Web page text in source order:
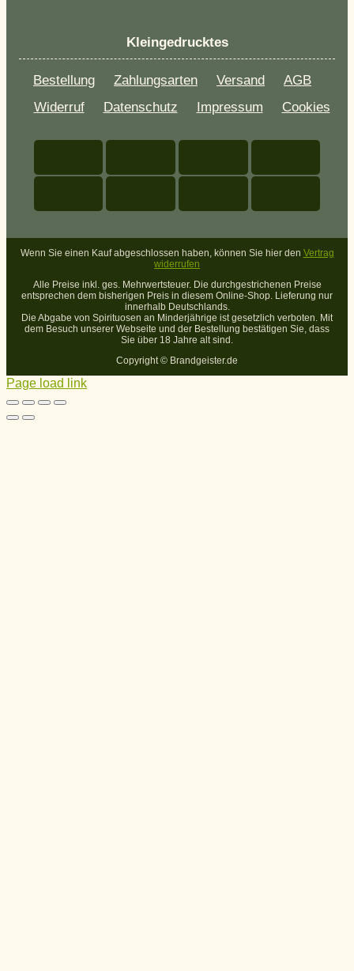
Kleingedrucktes
Bestellung Zahlungsarten Versand
AGB
Widerruf
Datenschutz Impressum Cookies
Wenn Sie einen Kauf abgeschlossen haben, können Sie hier den Vertrag
widerrufen
Alle Preise inkl. ges. Mehrwertsteuer. Die durchgestrichenen Preise
entsprechen dem bisherigen Preis in diesem Online-Shop. Lieferung nur
innerhalb Deutschlands.
Die Abgabe von Spirituosen an Minderjährige ist gesetzlich verboten. Mit
dem Besuch unserer Webseite und der Bestellung bestätigen Sie, dass
Sie über 18 Jahre alt sind.
Copyright © Brandgeister.de
Page load link